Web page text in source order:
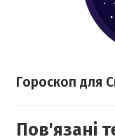
Гороскоп для
Пов'язані